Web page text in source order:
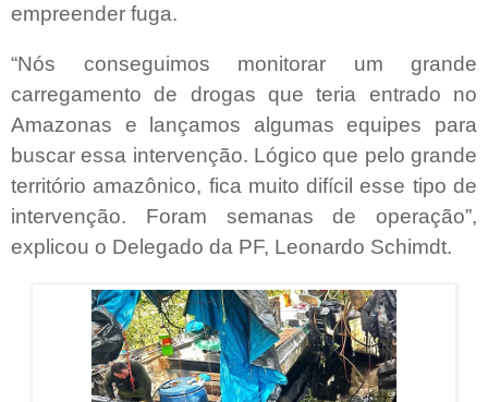
empreender fuga.
“Nós conseguimos monitorar um grande
carregamento de drogas que teria entrado no
Amazonas e lançamos algumas equipes para
buscar essa intervenção. Lógico que pelo grande
território amazônico, fica muito difícil esse tipo de
intervenção. Foram semanas de operação”,
explicou o Delegado da PF, Leonardo Schimdt.